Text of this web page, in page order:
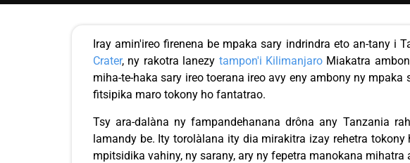
Iray amin'ireo firenena be mpaka sary indrindra eto an-tany i
Crater, ny rakotra lanezy tampon'i Kilimanjaro Miakatra
miha-te-haka sary ireo toerana ireo avy eny ambony ny
fitsipika maro tokony ho fantatrao.
Tsy ara-dalàna ny fampandehanana drôna any Tanzania
lamandy be. Ity torolàlana ity dia mirakitra izay rehetra
mpitsidika vahiny, ny sarany, ary ny fepetra manokana